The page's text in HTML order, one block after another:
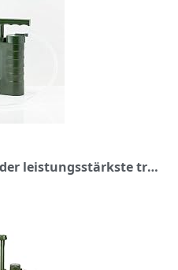
Liebdy® Aqua Pury Porti, der leistungsstärkste tragbare Wasserfilter zur Trinkwasseraufbereitung für Outdoor, Survival, Krisenvorsorge und Camping